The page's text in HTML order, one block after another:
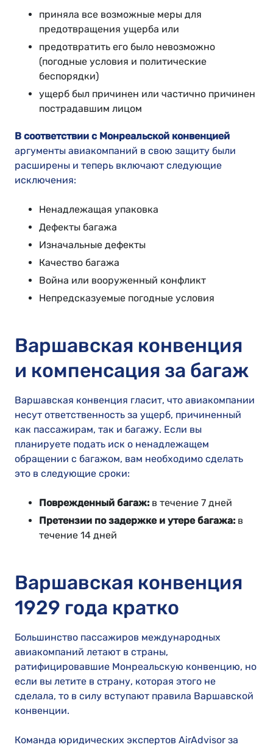
приняла все возможные меры для
предотвращения ущерба или
предотвратить его было невозможно
(погодные условия и политические
беспорядки)
ущерб был причинен или частично причинен
пострадавшим лицом
В соответствии с Монреальской конвенцией
аргументы авиакомпаний в свою защиту были
расширены и теперь включают следующие
исключения:
Ненадлежащая упаковка
Дефекты багажа
Изначальные дефекты
Качество багажа
Война или вооруженный конфликт
Непредсказуемые погодные условия
Варшавская конвенция
и компенсация за багаж
Варшавская конвенция гласит, что авиакомпании
несут ответственность за ущерб, причиненный
как пассажирам, так и багажу. Если вы
планируете подать иск о ненадлежащем
обращении с багажом, вам необходимо сделать
это в следующие сроки:
Поврежденный багаж: в течение 7 дней
Претензии по задержке и утере багажа: в
течение 14 дней
Варшавская конвенция
1929 года кратко
Большинство пассажиров международных
авиакомпаний летают в страны,
ратифицировавшие Монреальскую конвенцию, но
если вы летите в страну, которая этого не
сделала, то в силу вступают правила Варшавской
конвенции.
Команда юридических экспертов AirAdvisor за